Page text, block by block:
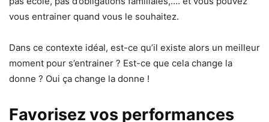
vous entrainer quand vous le souhaitez.
Dans ce contexte idéal, est-ce qu’il existe alors un meilleur
moment pour s’entrainer ? Est-ce que cela change la
donne ? Oui ça change la donne !
Favorisez vos performances